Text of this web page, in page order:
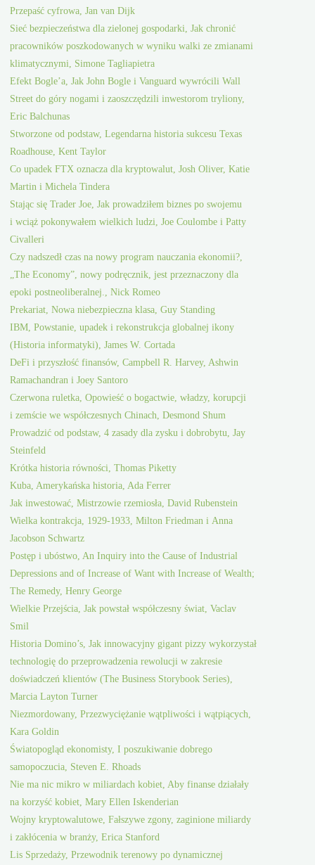
Przepaść cyfrowa, Jan van Dijk
Sieć bezpieczeństwa dla zielonej gospodarki, Jak chronić
pracowników poszkodowanych w wyniku walki ze zmianami
klimatycznymi, Simone Tagliapietra
Efekt Bogle’a, Jak John Bogle i Vanguard wywrócili Wall
Street do góry nogami i zaoszczędzili inwestorom tryliony,
Eric Balchunas
Stworzone od podstaw, Legendarna historia sukcesu Texas
Roadhouse, Kent Taylor
Co upadek FTX oznacza dla kryptowalut, Josh Oliver, Katie
Martin i Michela Tindera
Stając się Trader Joe, Jak prowadziłem biznes po swojemu
i wciąż pokonywałem wielkich ludzi, Joe Coulombe i Patty
Civalleri
Czy nadszedł czas na nowy program nauczania ekonomii?,
„The Economy”, nowy podręcznik, jest przeznaczony dla
epoki postneoliberalnej., Nick Romeo
Prekariat, Nowa niebezpieczna klasa, Guy Standing
IBM, Powstanie, upadek i rekonstrukcja globalnej ikony
(Historia informatyki), James W. Cortada
DeFi i przyszłość finansów, Campbell R. Harvey, Ashwin
Ramachandran i Joey Santoro
Czerwona ruletka, Opowieść o bogactwie, władzy, korupcji
i zemście we współczesnych Chinach, Desmond Shum
Prowadzić od podstaw, 4 zasady dla zysku i dobrobytu, Jay
Steinfeld
Krótka historia równości, Thomas Piketty
Kuba, Amerykańska historia, Ada Ferrer
Jak inwestować, Mistrzowie rzemiosła, David Rubenstein
Wielka kontrakcja, 1929-1933, Milton Friedman i Anna
Jacobson Schwartz
Postęp i ubóstwo, An Inquiry into the Cause of Industrial
Depressions and of Increase of Want with Increase of Wealth;
The Remedy, Henry George
Wielkie Przejścia, Jak powstał współczesny świat, Vaclav
Smil
Historia Domino’s, Jak innowacyjny gigant pizzy wykorzystał
technologię do przeprowadzenia rewolucji w zakresie
doświadczeń klientów (The Business Storybook Series),
Marcia Layton Turner
Niezmordowany, Przezwyciężanie wątpliwości i wątpiących,
Kara Goldin
Światopogląd ekonomisty, I poszukiwanie dobrego
samopoczucia, Steven E. Rhoads
Nie ma nic mikro w miliardach kobiet, Aby finanse działały
na korzyść kobiet, Mary Ellen Iskenderian
Wojny kryptowalutowe, Fałszywe zgony, zaginione miliardy
i zakłócenia w branży, Erica Stanford
Lis Sprzedaży, Przewodnik terenowy po dynamicznej